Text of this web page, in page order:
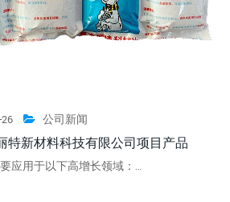
公司新闻
特新材料科技有限公司项目产品
应用于以下高增长领域：…